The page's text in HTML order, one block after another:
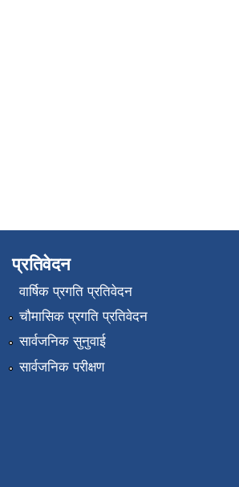
प्रतिवेदन
वार्षिक प्रगति प्रतिवेदन
चौमासिक प्रगति प्रतिवेदन
सार्वजनिक सुनुवाई
सार्वजनिक परीक्षण